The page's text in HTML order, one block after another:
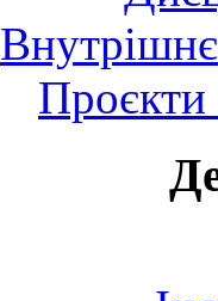
Внутрішнє
Проєкти